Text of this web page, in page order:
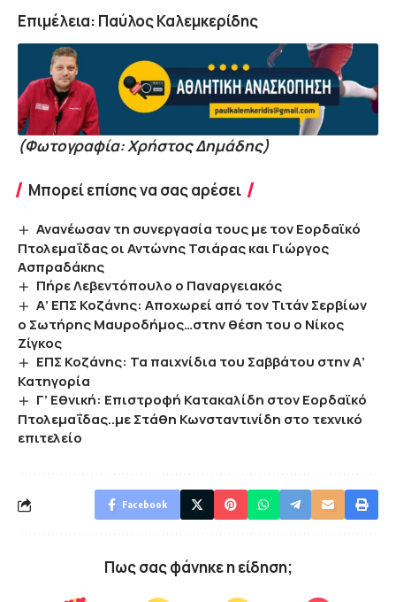
Επιμέλεια: Παύλος Καλεμκερίδης
(Φωτογραφία: Χρήστος Δημάδης)
Μπορεί επίσης να σας αρέσει
Ανανέωσαν τη συνεργασία τους με τον Εορδαϊκό
Πτολεμαΐδας οι Αντώνης Τσιάρας και Γιώργος
Ασπραδάκης
Πήρε Λεβεντόπουλο ο Παναργειακός
Α’ ΕΠΣ Κοζάνης: Αποχωρεί από τον Τιτάν Σερβίων
ο Σωτήρης Μαυροδήμος…στην θέση του ο Νίκος
Ζίγκος
ΕΠΣ Κοζάνης: Τα παιχνίδια του Σαββάτου στην Α’
Κατηγορία
Γ’ Εθνική: Επιστροφή Κατακαλίδη στον Εορδαϊκό
Πτολεμαΐδας..με Στάθη Κωνσταντινίδη στο τεχνικό
επιτελείο
Facebook
Πως σας φάνηκε η είδηση;